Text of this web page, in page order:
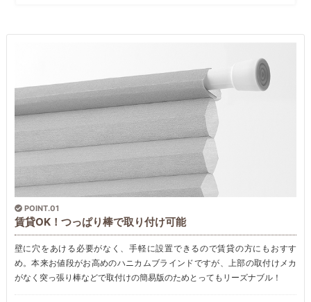
POINT.01
賃貸OK！つっぱり棒で取り付け可能
壁に穴をあける必要がなく、手軽に設置できるので賃貸の方にもおすす
め。本来お値段がお高めのハニカムブラインドですが、上部の取付けメカ
がなく突っ張り棒などで取付けの簡易版のためとってもリーズナブル！